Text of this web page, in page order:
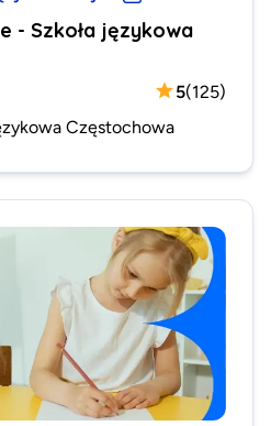
- Szkoła językowa
5(125)
Częstochowa